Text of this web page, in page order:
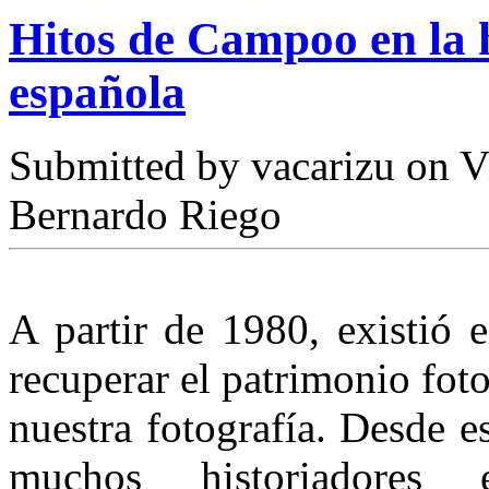
Hitos de Campoo en
española
Submitted by vacarizu on
Bernardo Riego
A partir de 1980, existió
recuperar el patrimonio
nuestra fotografía. Desde
muchos historiadores